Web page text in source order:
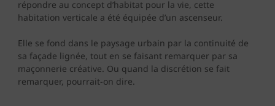
répondre au concept d’habitat pour la vie, cette
habitation verticale a été équipée d’un ascenseur.
Elle se fond dans le paysage urbain par la continuité de
sa façade lignée, tout en se faisant remarquer par sa
maçonnerie créative. Ou quand la discrétion se fait
remarquer, pourrait-on dire.